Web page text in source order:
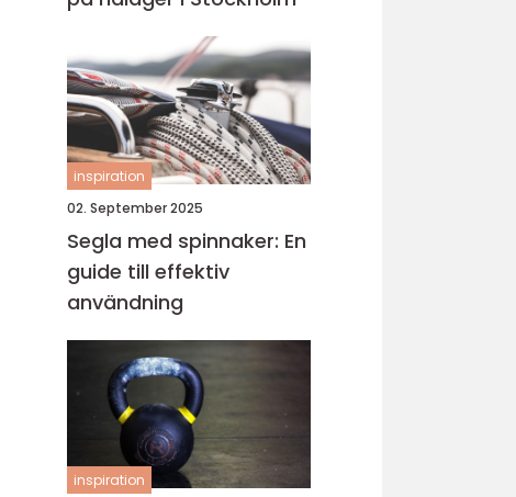
inspiration
02. September 2025
Segla med spinnaker: En
guide till effektiv
användning
inspiration